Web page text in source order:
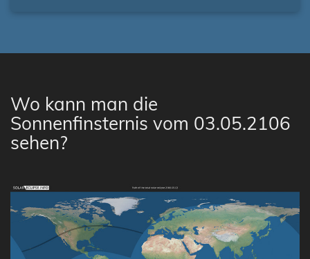
Wo kann man die
Sonnenfinsternis vom 03.05.2106
sehen?